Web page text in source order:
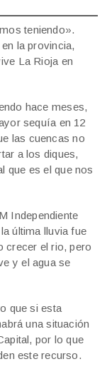
teniendo».
la provincia,
La Rioja en
hace meses,
sequía en 12
las cuencas no
a los diques,
que es el que nos
Independiente
última lluvia fue
crecer el rio, pero
y el agua se
que si esta
una situación
por lo que
este recurso.